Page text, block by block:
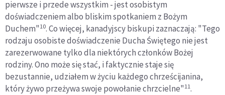
pierwsze i przede wszystkim - jest osobistym
doświadczeniem albo bliskim spotkaniem z Bożym
Duchem"10. Co więcej, kanadyjscy biskupi zaznaczają: "Tego
rodzaju osobiste doświadczenie Ducha Świętego nie jest
zarezerwowane tylko dla niektórych członków Bożej
rodziny. Ono może się stać, i faktycznie staje się
bezustannie, udziałem w życiu każdego chrześcijanina,
który żywo przeżywa swoje powołanie chrzcielne"11.